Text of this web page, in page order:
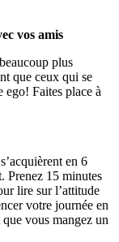
vos amis
plus
que ceux qui se
ego! Faites place à
en 6
Prenez 15 minutes
lire sur l’attitude
votre journée en
vous mangez un